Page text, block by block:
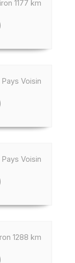
1177 km
Pays Voisin
Pays Voisin
1288 km